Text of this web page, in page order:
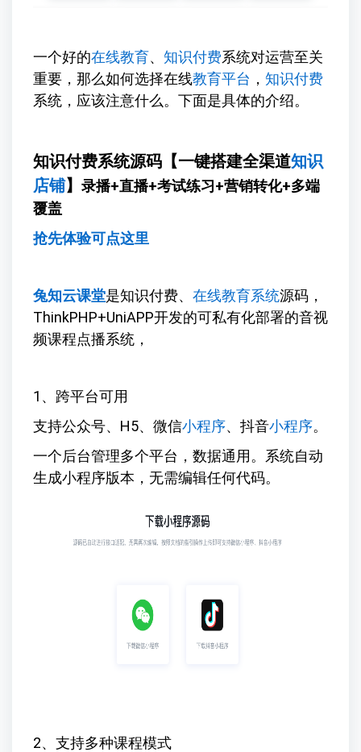
一个好的在线教育、 知识付费系统对运营至关
重要，那么如何选择在线教育平台 ， 知识付费
系统，应该注意什么。下面是具体的介绍。
知识付费系统源码【一键搭建全渠道知识
店铺】 录播+直播+考试练习+营销转化+多端
覆盖
抢先体验可点这里
兔知云课堂是知识付费、 在线教育系统源码，
ThinkPHP+UniAPP开发的可私有化部署的音视
频课程点播系统，
1、跨平台可用
支持公众号、H5、微信小程序、抖音小程序。
一个后台管理多个平台，数据通用。系统自动
生成小程序版本，无需编辑任何代码。
2、支持多种课程模式